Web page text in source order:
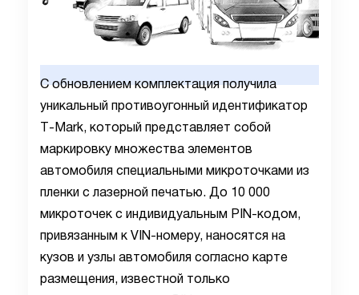
С обновлением комплектация получила
уникальный противоугонный идентификатор
- Mark, который представляет собой
маркировку множества элементов
автомобиля специальными микроточками из
пленки с лазерной печатью. До 10 000
микроточек с индивидуальным
PIN -кодом,
привязанным к VIN -номеру, наносятся на
кузов и узлы автомобиля согласно карте
размещения, известной только